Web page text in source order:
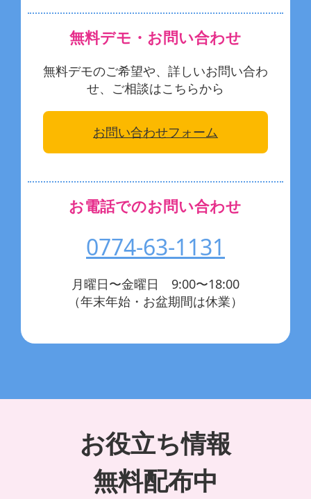
無料デモ・お問い合わせ
無料デモのご希望や、詳しいお問い合わ
せ、ご相談はこちらから
お問い合わせフォーム
お電話でのお問い合わせ
0774-63-1131
月曜日〜金曜日 9:00〜18:00
（年末年始・お盆期間は休業）
お役立ち情報
無料配布中